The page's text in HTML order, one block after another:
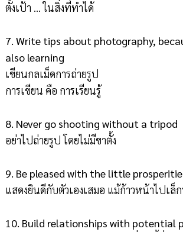
ตั้งเป้า ... ในสิ่งที่ทำได้
7. Write tips about photography,
also learning
เขียนกลเม็ดการถ่ายรูป
การเขียน คือ การเรียนรู้
8. Never go shooting without a tripod
อย่าไปถ่ายรูป โดยไม่มีขาตั้ง
9. Be pleased with the little
แสดงยินดีกับตัวเองเสมอ แม้ก้าวหน้าไปเล็
10. Build relationships with potential